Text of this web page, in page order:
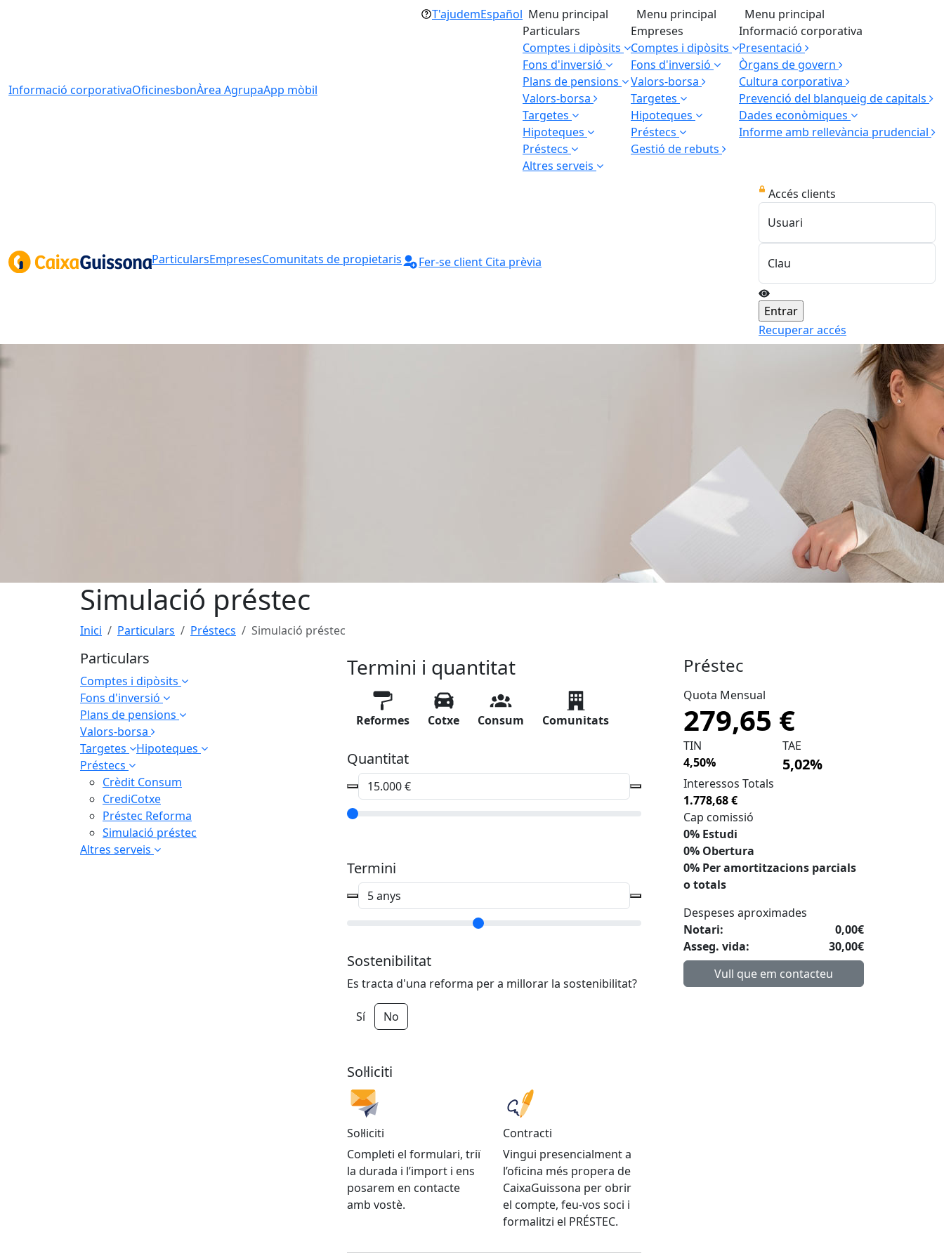
Informació corporativaOficinesbonÀrea AgrupaApp mòbil
T'ajudemEspañol Menu principal
Particulars
Comptes i dipòsits
Fons d'inversió
Plans de pensions
Valors-borsa
Targetes
Hipoteques
Préstecs
Altres serveis
Menu principal
Empreses
Comptes i dipòsits
Fons d'inversió
Valors-borsa
Targetes
Hipoteques
Préstecs
Gestió de rebuts
Menu principal
Informació corporativa
Presentació
Òrgans de govern
Cultura corporativa
Prevenció del blanqueig de capitals
Dades econòmiques
Informe amb rellevància prudencial
ParticularsEmpresesComunitats de propietaris Fer-se client Cita prèvia
Accés clients
Usuari
Clau
Recuperar accés
Simulació préstec
Inici Particulars Préstecs Simulació préstec
Particulars
Comptes i dipòsits
Fons d'inversió
Plans de pensions
Valors-borsa
Targetes
Hipoteques
Préstecs
Crèdit Consum
CrediCotxe
Préstec Reforma
Simulació préstec
Altres serveis
Termini i quantitat
Reformes Cotxe Consum Comunitats
Quantitat
Termini
Sostenibilitat
Es tracta d'una reforma per a millorar la sostenibilitat?
Sí No
Sol·liciti
Sol·liciti
Completi el formulari, triï
la durada i l’import i ens
posarem en contacte
amb vostè.
Contracti
Vingui presencialment a
l’oficina més propera de
CaixaGuissona per obrir
el compte, feu-vos soci i
formalitzi el PRÉSTEC.
Préstec
Quota Mensual
279,65 €
TIN
4,50%
TAE
5,02%
Interessos Totals
1.778,68 €
Cap comissió
0% Estudi
0% Obertura
0% Per amortitzacions parcials
o totals
Despeses aproximades
Notari:
0,00€
Asseg. vida:
30,00€
Vull que em contacteu